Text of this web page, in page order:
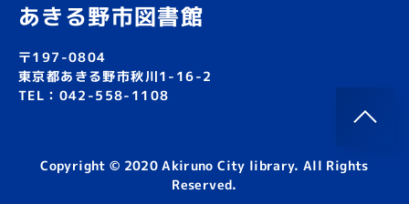
あきる野市図書館
〒197-0804
東京都あきる野市秋川1-16-2
TEL：042-558-1108
Copyright © 2020 Akiruno City library. All Rights
Reserved.